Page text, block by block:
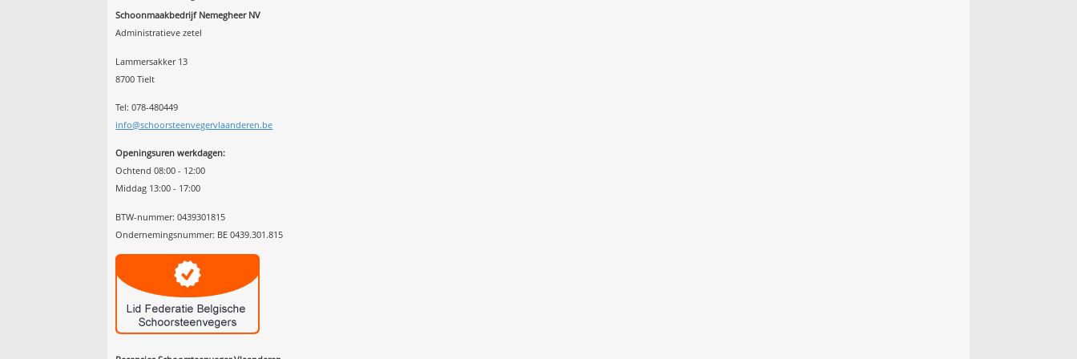
Schoonmaakbedrijf Nemegheer NV
Administratieve zetel
Lammersakker 13
8700 Tielt
Tel: 078-480449
info@schoorsteenvegervlaanderen.be
Openingsuren werkdagen:
Ochtend 08:00 - 12:00
Middag 13:00 - 17:00
BTW-nummer: 0439301815
Ondernemingsnummer: BE 0439.301.815